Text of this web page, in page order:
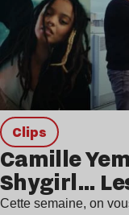
clips
Camille
Shygirl…
Cette semaine, on